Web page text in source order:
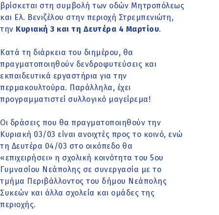
βρίσκεται στη συμβολή των οδών Μητροπόλεως
και Ελ. Βενιζέλου στην περιοχή Στρεμπενιώτη,
την Κυριακή 3 και τη Δευτέρα 4 Μαρτίου.
Κατά τη διάρκεια του διημέρου, θα
πραγματοποιηθούν δενδροφυτεύσεις και
εκπαιδευτικά εργαστήρια για την
περμακουλτούρα. Παράλληλα, έχει
προγραμματιστεί συλλογικό μαγείρεμα!
Οι δράσεις που θα πραγματοποιηθούν την
Κυριακή 03/03 είναι ανοιχτές προς το κοινό, ενώ
τη Δευτέρα 04/03 στο οικόπεδο θα
«επιχειρήσει» η σχολική κοινότητα του 5ου
Γυμνασίου Νεάπολης σε συνεργασία με το
τμήμα Περιβάλλοντος του δήμου Νεάπολης
Συκεών και άλλα σχολεία και ομάδες της
περιοχής.